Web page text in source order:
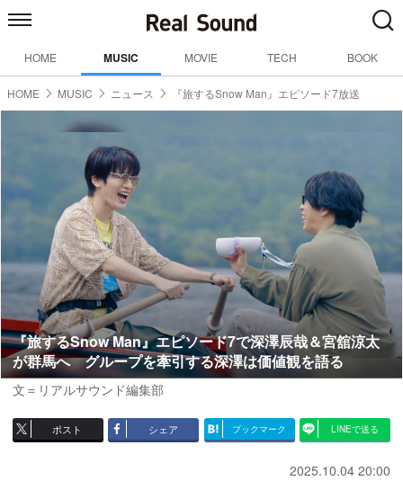
HOME MUSIC MOVIE TECH BOOK
HOME MUSIC ニュース 『旅するSnow Man』エピソード7放送
『旅するSnow Man』エピソード7で深澤辰哉＆宮舘涼太
が群馬へ グループを牽引する深澤は価値観を語る
文＝リアルサウンド編集部
ポスト シェア ブックマーク LINEで送る
2025.10.04 20:00